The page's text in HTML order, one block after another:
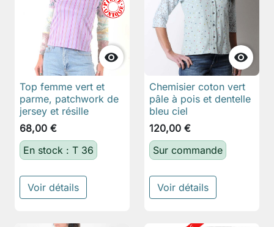

Top femme vert et
parme, patchwork de
jersey et résille
68,00 €
En stock : T 36
Voir détails

Chemisier coton vert
pâle à pois et dentelle
bleu ciel
120,00 €
Sur commande
Voir détails